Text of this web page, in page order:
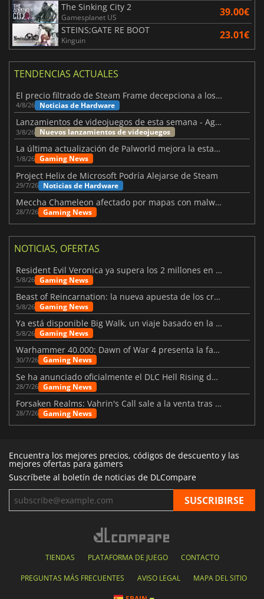
The Sinking City 2
Gamesplanet US 39.00€
STEINS;GATE RE BOOT
Kinguin 23.01€
TENDENCIAS ACTUALES
El precio filtrado de Steam Frame decepciona a los usuarios
4/8/26 Noticias de Hardware
Lanzamientos de videojuegos de esta semana - Agosto de 2026 (semana 32)
3/8/26 Nuevos lanzamientos de videojuegos
La última actualización de Palworld mejora la estabilidad
1/8/26 Gaming News
Project Helix de Microsoft Podría Alejarse de Steam
29/7/26 Noticias de Hardware
Meccha Chameleon afectado por mapas con malware y Discord
28/7/26 Gaming News
NOTICIAS, OFERTAS
Resident Evil Veronica ya supera los 2 millones en listas de deseados
5/8/26 Gaming News
Beast of Reincarnation: la nueva apuesta de los creadores de Pokémon
5/8/26 Gaming News
Ya está disponible Big Walk, un viaje basado en la amistad
5/8/26 Gaming News
Warhammer 40.000: Dawn of War 4 presenta la facción de los Necrones
30/7/26 Gaming News
Se ha anunciado oficialmente el DLC Hell Rising de Nioh 3
28/7/26 Gaming News
Forsaken Realms: Vahrin's Call sale a la venta tras una década
28/7/26 Gaming News
Encuentra los mejores precios, códigos de descuento y las
mejores ofertas para gamers
Suscríbete al boletín de noticias de DLCompare
TIENDAS PLATAFORMA DE JUEGO CONTACTO
PREGUNTAS MÁS FRECUENTES AVISO LEGAL MAPA DEL SITIO